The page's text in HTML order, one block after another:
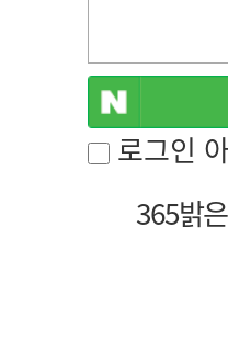
로그인
365밝